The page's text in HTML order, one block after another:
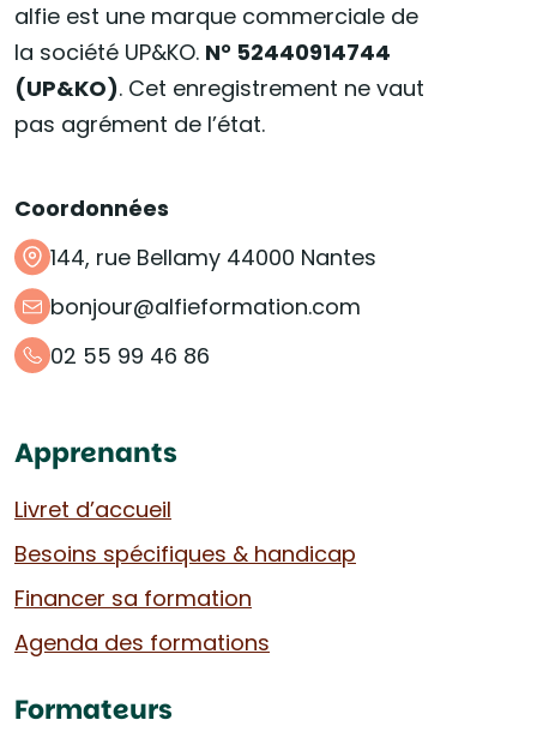
alfie est une marque commerciale de
la société UP&KO. N° 52440914744
(UP&KO). Cet enregistrement ne vaut
pas agrément de l’état.
Coordonnées
144, rue Bellamy 44000 Nantes
bonjour@alfieformation.com
02 55 99 46 86
Apprenants
Livret d’accueil
Besoins spécifiques & handicap
Financer sa formation
Agenda des formations
Formateurs